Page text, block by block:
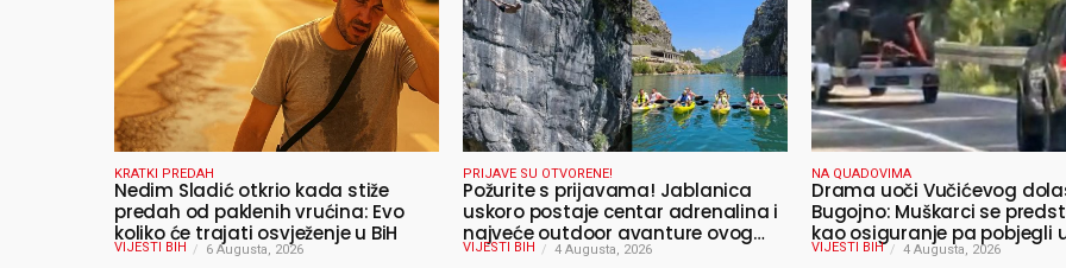
KRATKI PREDAH
Nedim Sladić otkrio kada stiže
predah od paklenih vrućina: Evo
koliko će trajati osvježenje u BiH
VIJESTI BIH 6 Augusta, 2026
PRIJAVE SU OTVORENE!
Požurite s prijavama! Jablanica
uskoro postaje centar adrenalina i
najveće outdoor avanture ovog
ljeta
VIJESTI BIH 4 Augusta, 2026
NA QUADOVIMA
Drama uoči Vučićevog
Bugojno: Muškarci se
kao osiguranje pa pobjegli
VIJESTI BIH 4 Augusta, 2026